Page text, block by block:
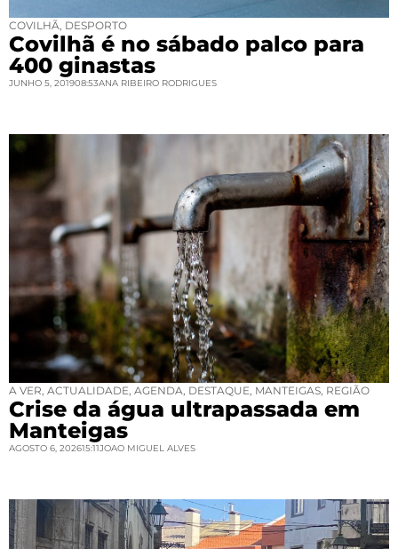
COVILHÃ, DESPORTO
Covilhã é no sábado palco para
400 ginastas
JUNHO 5, 201908:53ANA RIBEIRO RODRIGUES
A VER, ACTUALIDADE, AGENDA, DESTAQUE, MANTEIGAS, REGIÃO
Crise da água ultrapassada em
Manteigas
AGOSTO 6, 202615:11JOAO MIGUEL ALVES